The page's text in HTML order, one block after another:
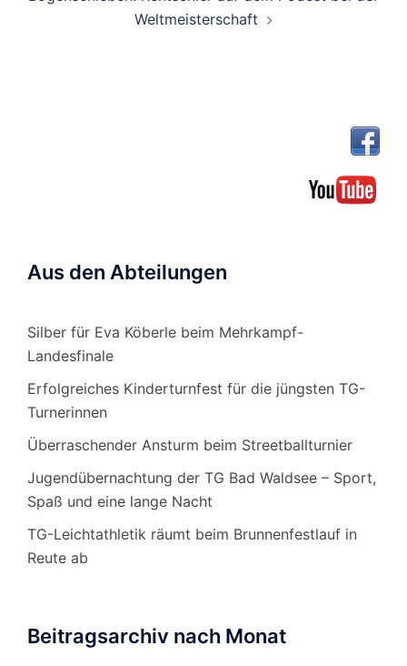
Weltmeisterschaft
Aus den Abteilungen
Silber für Eva Köberle beim Mehrkampf-
Landesfinale
Erfolgreiches Kinderturnfest für die jüngsten TG-
Turnerinnen
Überraschender Ansturm beim Streetballturnier
Jugendübernachtung der TG Bad Waldsee – Sport,
Spaß und eine lange Nacht
TG-Leichtathletik räumt beim Brunnenfestlauf in
Reute ab
Beitragsarchiv nach Monat